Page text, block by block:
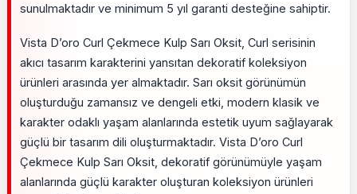
sunulmaktadır ve minimum 5 yıl garanti desteğine sahiptir.
Vista D’oro Curl Çekmece Kulp Sarı Oksit, Curl serisinin
akıcı tasarım karakterini yansıtan dekoratif koleksiyon
ürünleri arasında yer almaktadır. Sarı oksit görünümün
oluşturduğu zamansız ve dengeli etki, modern klasik ve
karakter odaklı yaşam alanlarında estetik uyum sağlayarak
güçlü bir tasarım dili oluşturmaktadır. Vista D’oro Curl
Çekmece Kulp Sarı Oksit, dekoratif görünümüyle yaşam
alanlarında güçlü karakter oluşturan koleksiyon ürünleri